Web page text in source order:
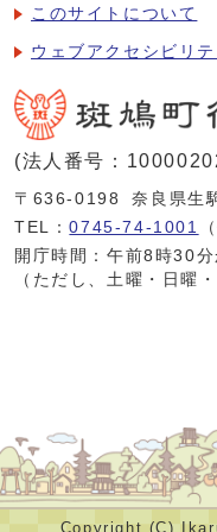
このサイトについて
ウェブアクセシビリ
(法人番号：
〒636-0198
奈良県生
TEL：0745-74-1001
開庁時間：午前8時30
（ただし、土曜・日曜
Copyright (C)